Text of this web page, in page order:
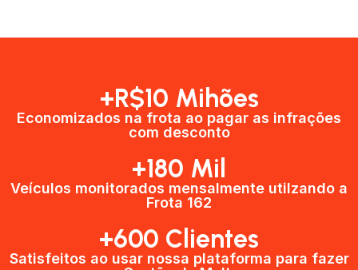
+R$10 Mihões
Economizados na frota ao pagar as infrações
com desconto
+180 Mil
Veículos monitorados mensalmente utilzando a
Frota 162
+600 Clientes​
Satisfeitos ao usar nossa plataforma para fazer